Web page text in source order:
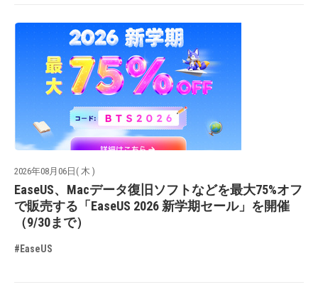
2026年08月06日( 木 )
EaseUS、Macデータ復旧ソフトなどを最大75%オフ
で販売する「EaseUS 2026 新学期セール」を開催
（9/30まで）
#EaseUS